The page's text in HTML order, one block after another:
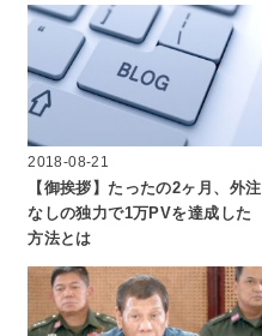
2018-08-21
【御挨拶】たったの2ヶ月、外注
なしの独力で1万PVを達成した
方法とは